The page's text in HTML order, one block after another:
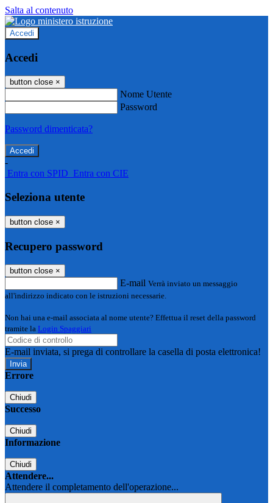
Salta al contenuto
Accedi
Accedi
button close ×
Nome Utente
Password
Password dimenticata?
-
Entra con SPID Entra con CIE
Seleziona utente
button close ×
Recupero password
button close ×
E-mail Verrà inviato un messaggio
all'indirizzo indicato con le istruzioni necessarie.
Non hai una e-mail associata al nome utente? Effettua il reset della password
tramite la Login Spaggiari
E-mail inviata, si prega di controllare la casella di posta elettronica!
Errore
Chiudi
Successo
Chiudi
Informazione
Chiudi
Attendere...
Attendere il completamento dell'operazione...